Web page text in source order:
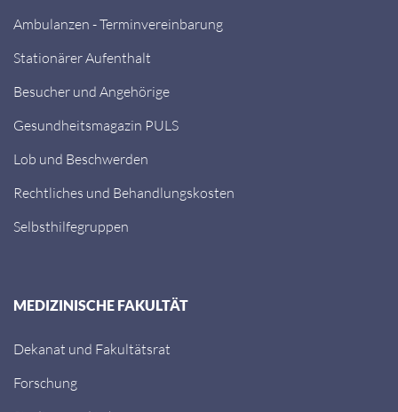
Ambulanzen - Terminvereinbarung
Stationärer Aufenthalt
Besucher und Angehörige
Gesundheitsmagazin PULS
Lob und Beschwerden
Rechtliches und Behandlungskosten
Selbsthilfegruppen
MEDIZINISCHE FAKULTÄT
Dekanat und Fakultätsrat
Forschung